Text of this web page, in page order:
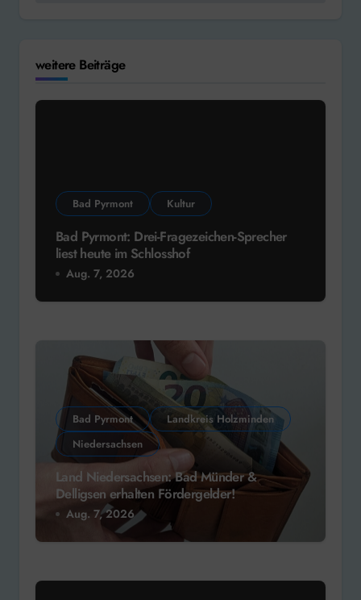
weitere Beiträge
Bad Pyrmont Kultur
Bad Pyrmont: Drei-Fragezeichen-Sprecher
liest heute im Schlosshof
Aug. 7, 2026
Bad Pyrmont
Landkreis Holzminden
Niedersachsen
Land Niedersachsen: Bad Münder &
Delligsen erhalten Fördergelder!
Aug. 7, 2026